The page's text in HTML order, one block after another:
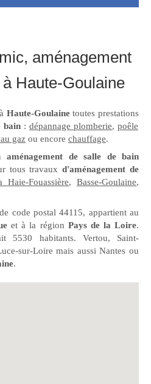
aménagement
Haute-Goulaine
Haute-Goulainetoutes prestations
bain : dépannage plomberie, poêle
gaz ou encore chauffage.
aménagement de salle de bain
tous travaux d'aménagement de
Haie-Fouassière,Basse-Goulaine,
code postal 44115, appartient au
et à la région Pays de la Loire.
5530 habitants. Vertou, Saint-
sur-Loire mais aussi Nantes ou
.